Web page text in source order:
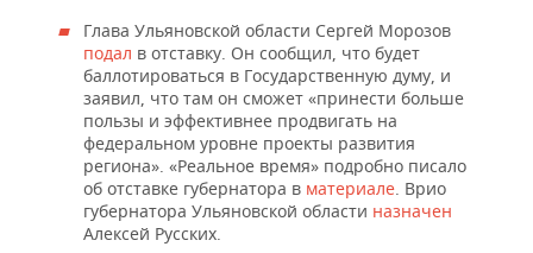
КОМУ ПРИНАДЛЕЖАТ
ТОРГОВЫЕ ЦЕНТРЫ
ТАТАРСТАНА
БЮДЖЕТ
ИНВЕСТИЦИИ
МАШИНОСТРОЕНИЕ
НЕФТЕХИМИЯ
НЕФТЬ
НОВОСТИ АВТО
БИЗНЕС
НОВОСТИ БИЗНЕСА
РОЗНИЧНАЯ ТОРГОВЛЯ
ТРАНСПОРТ
ТЕХНОЛОГИИ
НОВОСТИ ТЕХНОЛОГИЙ
МЕРОПРИЯТИЯ
НОВОСТИ МЕРОПРИЯТИЙ
СПОРТ
Глава Ульяновской области Сергей Морозов
подал в отставку. Он сообщил, что будет
баллотироваться в Государственную думу, и
заявил, что там он сможет «принести больше
пользы и эффективнее продвигать на
федеральном уровне проекты развития
региона». «Реальное время» подробно писало
об отставке губернатора в материале. Врио
губернатора Ульяновской области назначен
Алексей Русских.